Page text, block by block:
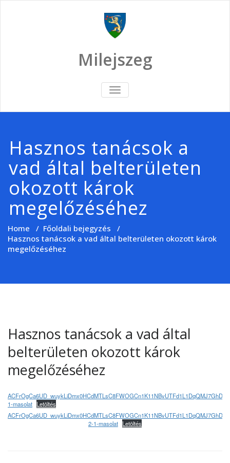
Milejszeg
TOGGLE
NAVIGATION
Hasznos tanácsok a
vad által belterületen
okozott károk
megelőzéséhez
Home / Főoldali bejegyzés /
Hasznos tanácsok a vad által belterületen okozott károk
megelőzéséhez
Hasznos tanácsok a vad által
belterületen okozott károk
megelőzéséhez
1-masolat Letöltés
2-1-masolat Letöltés